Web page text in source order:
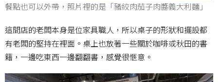
餐點也可以外帶，照片裡的是「豬絞肉茄子肉醬義大利麵」
這間店的老闆本身是位家具職人，所以桌子的形狀和擺設都
有老闆的堅持在裡面。桌上也放著一些關於咖啡或秋田的書
籍，一邊吃東西一邊翻翻書，感覺很愜意。